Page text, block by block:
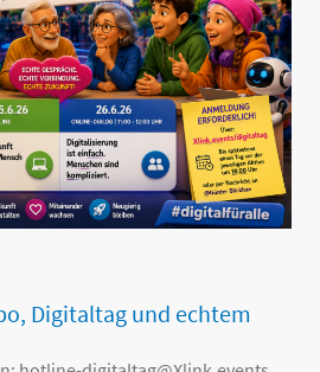
Digitaltag und echtem